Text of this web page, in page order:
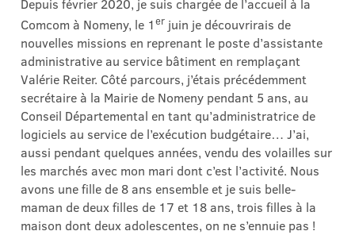
Depuis février 2020, je suis chargée de l’accueil à la
Comcom à Nomeny, le 1er juin je découvrirais de
nouvelles missions en reprenant le poste d’assistante
administrative au service bâtiment en remplaçant
Valérie Reiter. Côté parcours, j’étais précédemment
secrétaire à la Mairie de Nomeny pendant 5 ans, au
Conseil Départemental en tant qu’administratrice de
logiciels au service de l’exécution budgétaire… J’ai,
aussi pendant quelques années, vendu des volailles sur
les marchés avec mon mari dont c’est l’activité. Nous
avons une fille de 8 ans ensemble et je suis belle-
maman de deux filles de 17 et 18 ans, trois filles à la
maison dont deux adolescentes, on ne s’ennuie pas !